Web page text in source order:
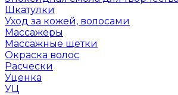
Шкатулки
Уход за кожей, волосами
Массажеры
Массажные щетки
Окраска волос
Расчески
Уценка
УЦ